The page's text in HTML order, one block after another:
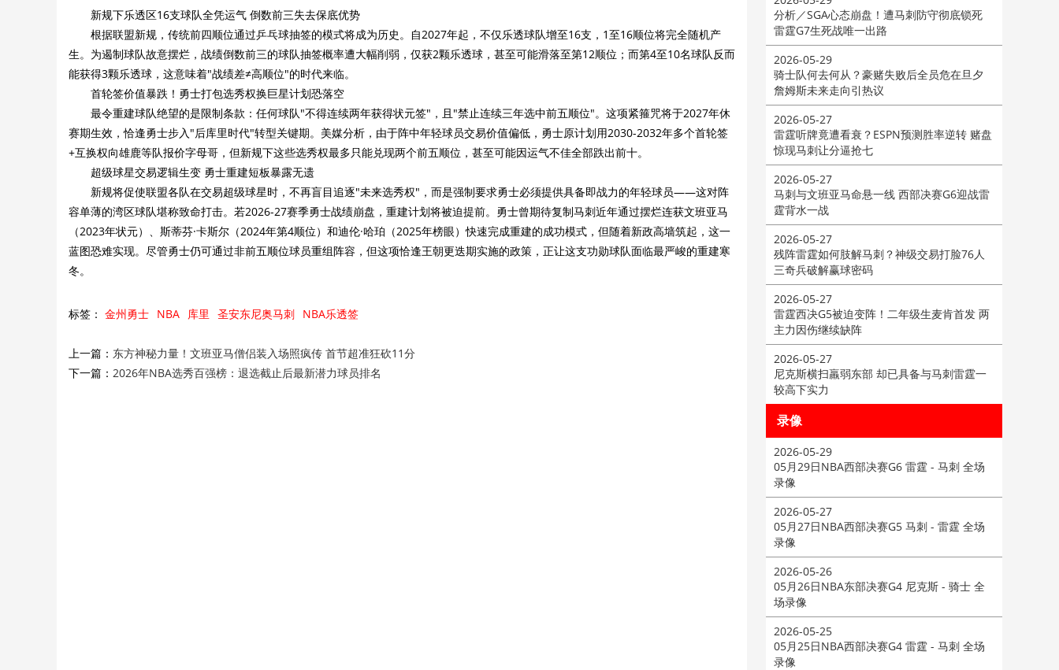
新规下乐透区16支球队全凭运气 倒数前三失去保底优势
根据联盟新规，传统前四顺位通过乒乓球抽签的模式将成为历史。自2027年起，不仅乐透球队增至16支，1至16顺位将完全随机产
生。为遏制球队故意摆烂，战绩倒数前三的球队抽签概率遭大幅削弱，仅获2颗乐透球，甚至可能滑落至第12顺位；而第4至10名球队反而
能获得3颗乐透球，这意味着"战绩差≠高顺位"的时代来临。
首轮签价值暴跌！勇士打包选秀权换巨星计划恐落空
最令重建球队绝望的是限制条款：任何球队"不得连续两年获得状元签"，且"禁止连续三年选中前五顺位"。这项紧箍咒将于2027年休
赛期生效，恰逢勇士步入"后库里时代"转型关键期。美媒分析，由于阵中年轻球员交易价值偏低，勇士原计划用2030-2032年多个首轮签
+互换权向雄鹿等队报价字母哥，但新规下这些选秀权最多只能兑现两个前五顺位，甚至可能因运气不佳全部跌出前十。
超级球星交易逻辑生变 勇士重建短板暴露无遗
新规将促使联盟各队在交易超级球星时，不再盲目追逐"未来选秀权"，而是强制要求勇士必须提供具备即战力的年轻球员——这对阵
容单薄的湾区球队堪称致命打击。若2026-27赛季勇士战绩崩盘，重建计划将被迫提前。勇士曾期待复制马刺近年通过摆烂连获文班亚马
（2023年状元）、斯蒂芬·卡斯尔（2024年第4顺位）和迪伦·哈珀（2025年榜眼）快速完成重建的成功模式，但随着新政高墙筑起，这一
蓝图恐难实现。尽管勇士仍可通过非前五顺位球员重组阵容，但这项恰逢王朝更迭期实施的政策，正让这支功勋球队面临最严峻的重建寒
冬。
标签： 金州勇士 NBA 库里 圣安东尼奥马刺 NBA乐透签
上一篇： 东方神秘力量！文班亚马僧侣装入场照疯传 首节超准狂砍11分
下一篇： 2026年NBA选秀百强榜：退选截止后最新潜力球员排名
分析／SGA心态崩盘！遭马刺防守彻底锁死
雷霆G7生死战唯一出路
2026-05-29
骑士队何去何从？豪赌失败后全员危在旦夕
詹姆斯未来走向引热议
2026-05-27
雷霆听牌竟遭看衰？ESPN预测胜率逆转 赌盘
惊现马刺让分逼抢七
2026-05-27
马刺与文班亚马命悬一线 西部决赛G6迎战雷
霆背水一战
2026-05-27
残阵雷霆如何肢解马刺？神级交易打脸76人
三奇兵破解赢球密码
2026-05-27
雷霆西决G5被迫变阵！二年级生麦肯首发 两
主力因伤继续缺阵
2026-05-27
尼克斯横扫羸弱东部 却已具备与马刺雷霆一
较高下实力
录像
2026-05-29
05月29日NBA西部决赛G6 雷霆 - 马刺 全场
录像
2026-05-27
05月27日NBA西部决赛G5 马刺 - 雷霆 全场
录像
2026-05-26
05月26日NBA东部决赛G4 尼克斯 - 骑士 全
场录像
2026-05-25
05月25日NBA西部决赛G4 雷霆 - 马刺 全场
录像